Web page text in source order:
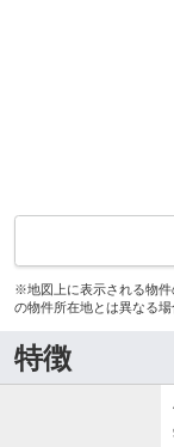
※地図上に表示される物件
の物件所在地とは異なる場
特徴